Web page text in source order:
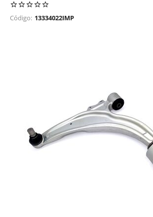
Suspension Y Amortiguacion Delantera
Código: 13334022IMP